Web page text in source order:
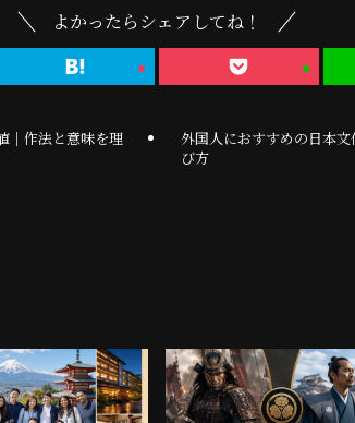
よかったらシェアしてね！
｜作法と意味を理
外国人におすすめの日本
び方